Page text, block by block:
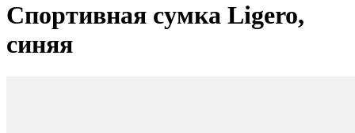
Спортивная сумка Ligero,
синяя